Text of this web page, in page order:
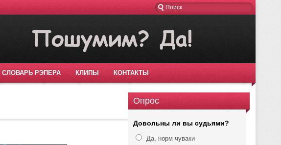
СЛОВАРЬ РЭПЕРА КЛИПЫ КОНТАКТЫ
Опрос
Довольны ли вы судьями?
Да, норм чуваки